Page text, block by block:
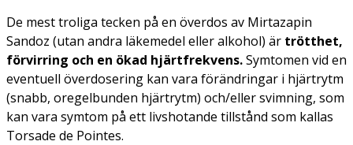
De mest troliga tecken på en överdos av Mirtazapin
Sandoz (utan andra läkemedel eller alkohol) är trötthet,
förvirring och en ökad hjärtfrekvens.Symtomen vid en
eventuell överdosering kan vara förändringar i hjärtrytm
(snabb, oregelbunden hjärtrytm) och/eller svimning, som
kan vara symtom på ett livshotande tillstånd som kallas
Torsade de Pointes.